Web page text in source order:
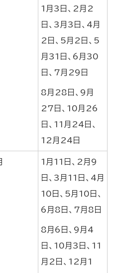
1月3日、2月2
日、3月3日、4月
2日、5月2日、5
月31日、6月30
日、7月29日
8月28日、9月
27日、10月26
日、11月24日、
12月24日
1月11日、2月9
日、3月11日、4月
10日、5月10日、
6月8日、7月8日
8月6日、9月4
日、10月3日、11
月2日、12月1